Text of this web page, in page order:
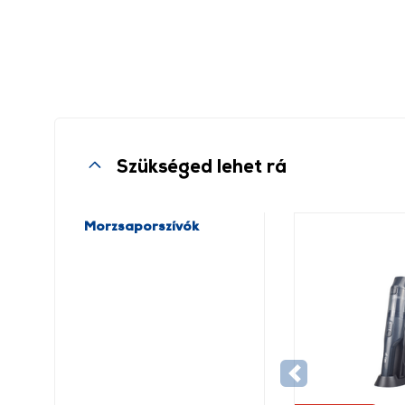
Szükséged lehet rá
Morzsaporszívók